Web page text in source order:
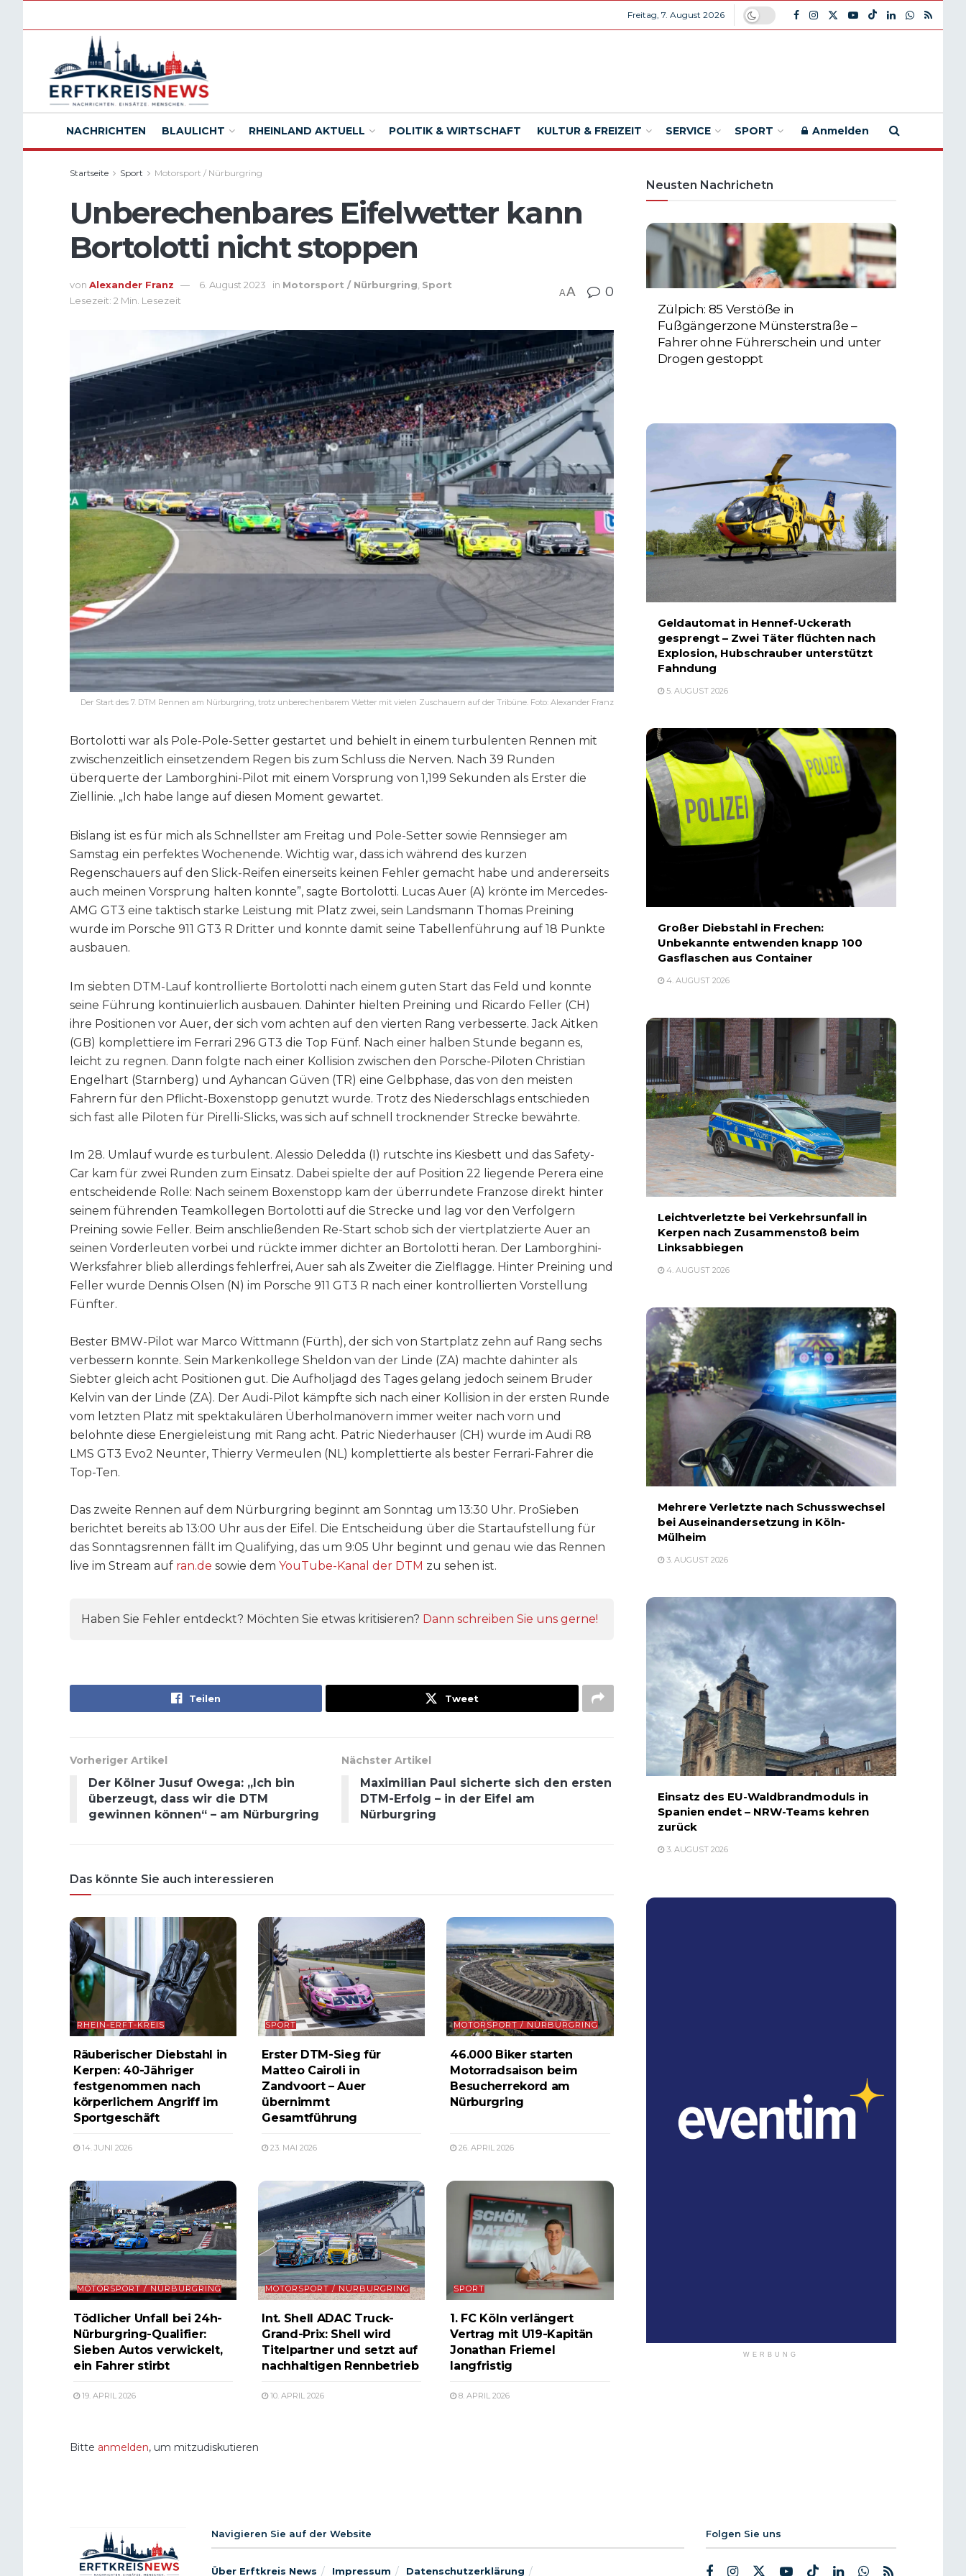
Freitag, 7. August 2026
NACHRICHTEN BLAULICHT RHEINLAND AKTUELL POLITIK & WIRTSCHAFT KULTUR & FREIZEIT SERVICE SPORT Anmelden
Startseite Sport Motorsport / Nürburgring
Unberechenbares Eifelwetter kann
Bortolotti nicht stoppen
von Alexander Franz 6. August 2023 in Motorsport / Nürburgring Sport
Lesezeit: 2 Min. Lesezeit
AA 0
Der Start des 7. DTM Rennen am Nürburgring, trotz unberechenbarem Wetter mit vielen Zuschauern auf der Tribüne. Foto: Alexander Franz
Bortolotti war als Pole-Pole-Setter gestartet und behielt in einem turbulenten Rennen mit
zwischenzeitlich einsetzendem Regen bis zum Schluss die Nerven. Nach 39 Runden
überquerte der Lamborghini-Pilot mit einem Vorsprung von 1,199 Sekunden als Erster die
Ziellinie. „Ich habe lange auf diesen Moment gewartet.
Bislang ist es für mich als Schnellster am Freitag und Pole-Setter sowie Rennsieger am
Samstag ein perfektes Wochenende. Wichtig war, dass ich während des kurzen
Regenschauers auf den Slick-Reifen einerseits keinen Fehler gemacht habe und andererseits
auch meinen Vorsprung halten konnte”, sagte Bortolotti. Lucas Auer (A) krönte im Mercedes-
AMG GT3 eine taktisch starke Leistung mit Platz zwei, sein Landsmann Thomas Preining
wurde im Porsche 911 GT3 R Dritter und konnte damit seine Tabellenführung auf 18 Punkte
ausbauen.
Im siebten DTM-Lauf kontrollierte Bortolotti nach einem guten Start das Feld und konnte
seine Führung kontinuierlich ausbauen. Dahinter hielten Preining und Ricardo Feller (CH)
ihre Positionen vor Auer, der sich vom achten auf den vierten Rang verbesserte. Jack Aitken
(GB) komplettiere im Ferrari 296 GT3 die Top Fünf. Nach einer halben Stunde begann es,
leicht zu regnen. Dann folgte nach einer Kollision zwischen den Porsche-Piloten Christian
Engelhart (Starnberg) und Ayhancan Güven (TR) eine Gelbphase, das von den meisten
Fahrern für den Pflicht-Boxenstopp genutzt wurde. Trotz des Niederschlags entschieden
sich fast alle Piloten für Pirelli-Slicks, was sich auf schnell trocknender Strecke bewährte.
Im 28. Umlauf wurde es turbulent. Alessio Deledda (I) rutschte ins Kiesbett und das Safety-
Car kam für zwei Runden zum Einsatz. Dabei spielte der auf Position 22 liegende Perera eine
entscheidende Rolle: Nach seinem Boxenstopp kam der überrundete Franzose direkt hinter
seinem führenden Teamkollegen Bortolotti auf die Strecke und lag vor den Verfolgern
Preining sowie Feller. Beim anschließenden Re-Start schob sich der viertplatzierte Auer an
seinen Vorderleuten vorbei und rückte immer dichter an Bortolotti heran. Der Lamborghini-
Werksfahrer blieb allerdings fehlerfrei, Auer sah als Zweiter die Zielflagge. Hinter Preining und
Feller wurde Dennis Olsen (N) im Porsche 911 GT3 R nach einer kontrollierten Vorstellung
Fünfter.
Bester BMW-Pilot war Marco Wittmann (Fürth), der sich von Startplatz zehn auf Rang sechs
verbessern konnte. Sein Markenkollege Sheldon van der Linde (ZA) machte dahinter als
Siebter gleich acht Positionen gut. Die Aufholjagd des Tages gelang jedoch seinem Bruder
Kelvin van der Linde (ZA). Der Audi-Pilot kämpfte sich nach einer Kollision in der ersten Runde
vom letzten Platz mit spektakulären Überholmanövern immer weiter nach vorn und
belohnte diese Energieleistung mit Rang acht. Patric Niederhauser (CH) wurde im Audi R8
LMS GT3 Evo2 Neunter, Thierry Vermeulen (NL) komplettierte als bester Ferrari-Fahrer die
Top-Ten.
Das zweite Rennen auf dem Nürburgring beginnt am Sonntag um 13:30 Uhr. ProSieben
berichtet bereits ab 13:00 Uhr aus der Eifel. Die Entscheidung über die Startaufstellung für
das Sonntagsrennen fällt im Qualifying, das um 9:05 Uhr beginnt und genau wie das Rennen
live im Stream auf ran.de sowie dem YouTube-Kanal der DTM zu sehen ist.
Haben Sie Fehler entdeckt? Möchten Sie etwas kritisieren? Dann schreiben Sie uns gerne!
Teilen Tweet
Vorheriger Artikel
Der Kölner Jusuf Owega: „Ich bin
überzeugt, dass wir die DTM
gewinnen können“ – am Nürburgring
Nächster Artikel
Maximilian Paul sicherte sich den ersten
DTM-Erfolg – in der Eifel am
Nürburgring
Das könnte Sie auch interessieren
RHEIN-ERFT-KREIS
Räuberischer Diebstahl in
Kerpen: 40-Jähriger
festgenommen nach
körperlichem Angriff im
Sportgeschäft
14. JUNI 2026
SPORT
Erster DTM-Sieg für
Matteo Cairoli in
Zandvoort – Auer
übernimmt
Gesamtführung
23. MAI 2026
MOTORSPORT / NÜRBURGRING
46.000 Biker starten
Motorradsaison beim
Besucherrekord am
Nürburgring
26. APRIL 2026
MOTORSPORT / NÜRBURGRING
Tödlicher Unfall bei 24h-
Nürburgring-Qualifier:
Sieben Autos verwickelt,
ein Fahrer stirbt
19. APRIL 2026
MOTORSPORT / NÜRBURGRING
Int. Shell ADAC Truck-
Grand-Prix: Shell wird
Titelpartner und setzt auf
nachhaltigen Rennbetrieb
10. APRIL 2026
SPORT
1. FC Köln verlängert
Vertrag mit U19-Kapitän
Jonathan Friemel
langfristig
8. APRIL 2026
Bitte anmelden, um mitzudiskutieren
Neusten Nachrichetn
Zülpich: 85 Verstöße in
Fußgängerzone Münsterstraße –
Fahrer ohne Führerschein und unter
Drogen gestoppt
Geldautomat in Hennef-Uckerath
gesprengt – Zwei Täter flüchten nach
Explosion, Hubschrauber unterstützt
Fahndung
5. AUGUST 2026
Großer Diebstahl in Frechen:
Unbekannte entwenden knapp 100
Gasflaschen aus Container
4. AUGUST 2026
Leichtverletzte bei Verkehrsunfall in
Kerpen nach Zusammenstoß beim
Linksabbiegen
4. AUGUST 2026
Mehrere Verletzte nach Schusswechsel
bei Auseinandersetzung in Köln-
Mülheim
3. AUGUST 2026
Einsatz des EU-Waldbrandmoduls in
Spanien endet – NRW-Teams kehren
zurück
3. AUGUST 2026
WERBUNG
Navigieren Sie auf der Website
Über Erftkreis News Impressum Datenschutzerklärung
Folgen Sie uns